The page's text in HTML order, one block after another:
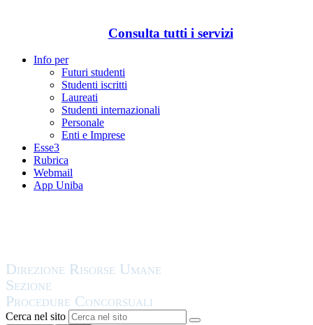
Consulta tutti i servizi
Info per
Futuri studenti
Studenti iscritti
Laureati
Studenti internazionali
Personale
Enti e Imprese
Esse3
Rubrica
Webmail
App Uniba
Cerca nel sito